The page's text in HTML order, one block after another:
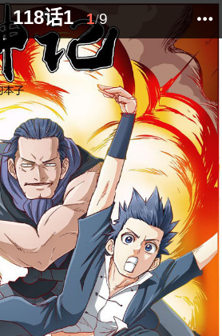
118话1 1/9